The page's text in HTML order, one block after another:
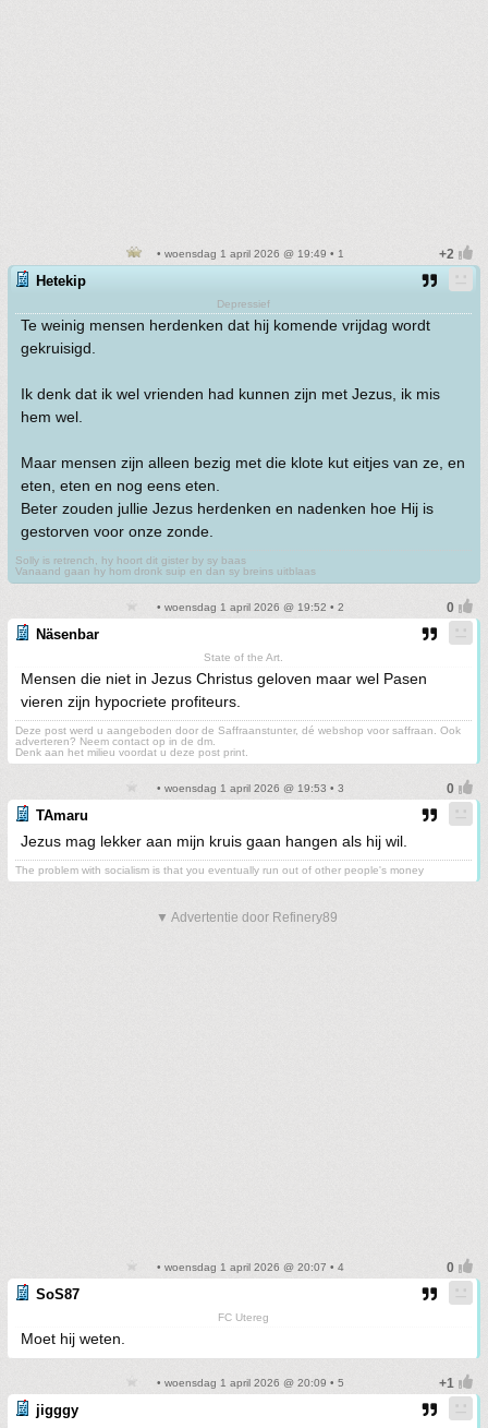
• woensdag 1 april 2026 @ 19:49 • 1
Hetekip
Depressief
Te weinig mensen herdenken dat hij komende vrijdag wordt
gekruisigd.
Ik denk dat ik wel vrienden had kunnen zijn met Jezus, ik mis
hem wel.
Maar mensen zijn alleen bezig met die klote kut eitjes van ze, en
eten, eten en nog eens eten.
Beter zouden jullie Jezus herdenken en nadenken hoe Hij is
gestorven voor onze zonde.
Solly is retrench, hy hoort dit gister by sy baas
Vanaand gaan hy hom dronk suip en dan sy breins uitblaas
• woensdag 1 april 2026 @ 19:52 • 2
Näsenbar
State of the Art.
Mensen die niet in Jezus Christus geloven maar wel Pasen
vieren zijn hypocriete profiteurs.
Deze post werd u aangeboden door de Saffraanstunter, dé webshop voor saffraan. Ook
adverteren? Neem contact op in de dm.
Denk aan het milieu voordat u deze post print.
• woensdag 1 april 2026 @ 19:53 • 3
TAmaru
Jezus mag lekker aan mijn kruis gaan hangen als hij wil.
The problem with socialism is that you eventually run out of other people's money
▼ Advertentie door Refinery89
• woensdag 1 april 2026 @ 20:07 • 4
SoS87
FC Utereg
Moet hij weten.
• woensdag 1 april 2026 @ 20:09 • 5
jigggy